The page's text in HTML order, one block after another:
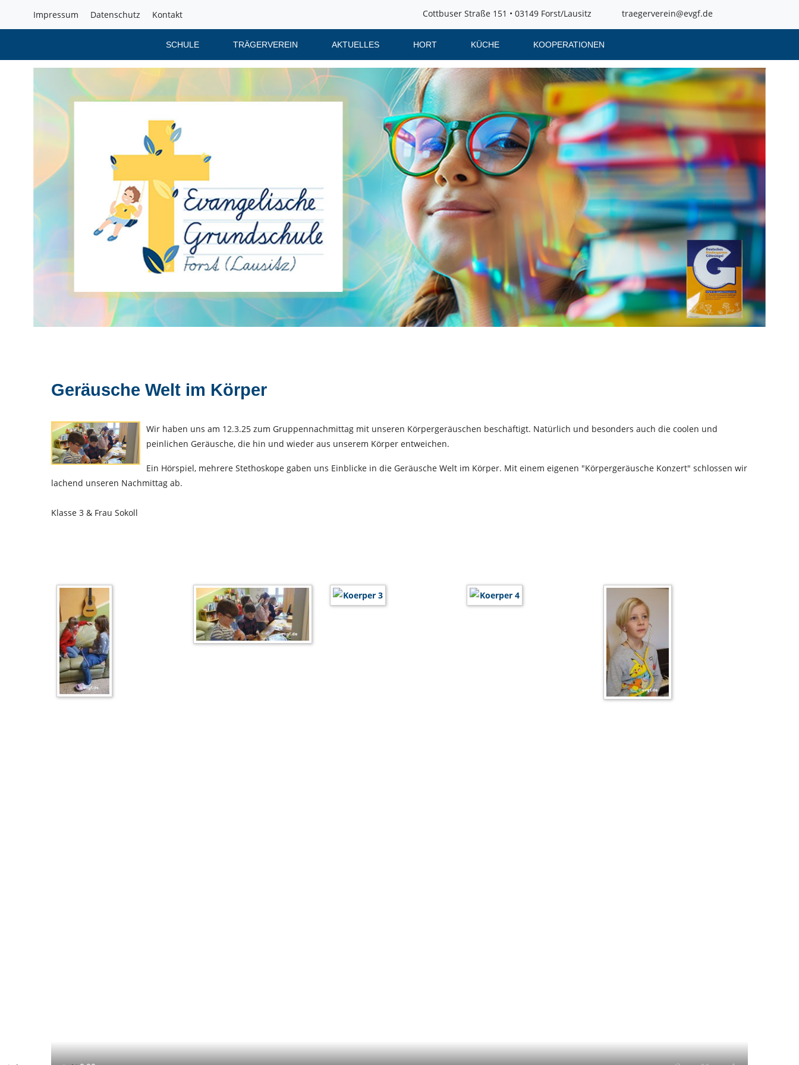
Impressum Datenschutz Kontakt Cottbuser Straße 151 • 03149 Forst/Lausitz traegerverein@evgf.de
SCHULE TRÄGERVEREIN AKTUELLES HORT KÜCHE KOOPERATIONEN
Geräusche Welt im Körper
Wir haben uns am 12.3.25 zum Gruppennachmittag mit unseren Körpergeräuschen beschäftigt. Natürlich und besonders auch die coolen und
peinlichen Geräusche, die hin und wieder aus unserem Körper entweichen.
Ein Hörspiel, mehrere Stethoskope gaben uns Einblicke in die Geräusche Welt im Körper. Mit einem eigenen "Körpergeräusche Konzert" schlossen wir
lachend unseren Nachmittag ab.
Klasse 3 & Frau Sokoll